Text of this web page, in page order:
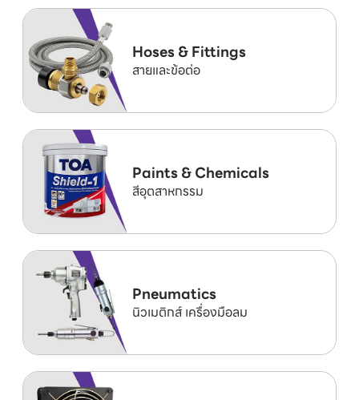
Hoses & Fittings
สายและข้อต่อ
Paints & Chemicals
สีอุตสาหกรรม
Pneumatics
นิวเมติกส์ เครื่องมือลม